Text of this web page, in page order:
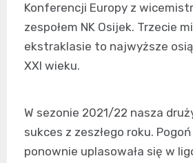
Konferencji Europy z
zespołem NK Osijek. Trzecie
ekstraklasie to najwyższe
XXI wieku.
W sezonie 2021/22 nasza
sukces z zeszłego roku.
ponownie uplasowała się w